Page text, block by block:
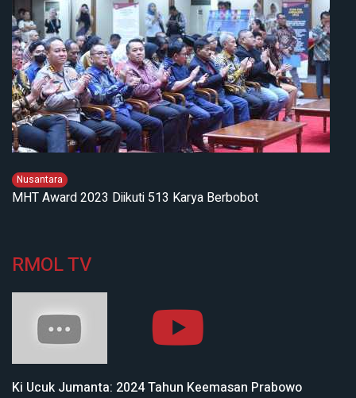
Nusantara
MHT Award 2023 Diikuti 513 Karya Berbobot
RMOL TV
Ki Ucuk Jumanta: 2024 Tahun Keemasan Prabowo